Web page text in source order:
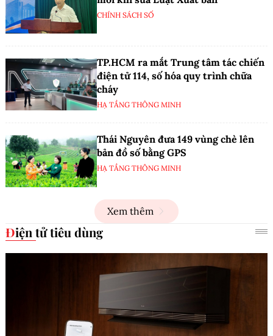
CHÍNH SÁCH SỐ
TP.HCM ra mắt Trung tâm tác chiến
điện tử 114, số hóa quy trình chữa
cháy
HẠ TẦNG THÔNG MINH
Thái Nguyên đưa 149 vùng chè lên
bản đồ số bằng GPS
HẠ TẦNG THÔNG MINH
Xem thêm
Điện tử tiêu dùng